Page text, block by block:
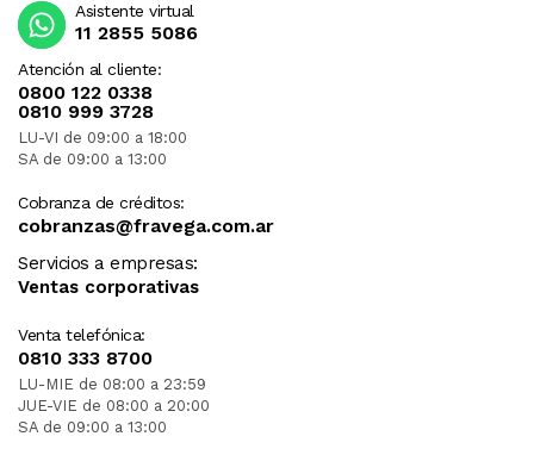
Atención al cliente:
0800 122 0338
0810 999 3728
LU-VI de 09:00 a 18:00
SA de 09:00 a 13:00
Cobranza de créditos:
cobranzas@fravega.com.ar
Servicios a empresas:
Ventas corporativas
Venta telefónica:
0810 333 8700
LU-MIE de 08:00 a 23:59
JUE-VIE de 08:00 a 20:00
SA de 09:00 a 13:00
Asistente virtual
11 2855 5086